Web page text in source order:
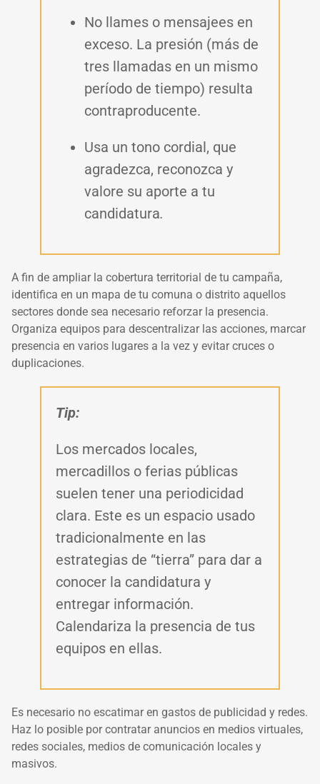
No llames o mensajees en
exceso. La presión (más de
tres llamadas en un mismo
período de tiempo) resulta
contraproducente.
Usa un tono cordial, que
agradezca, reconozca y
valore su aporte a tu
candidatura.
A fin de ampliar la cobertura territorial de tu campaña,
identifica en un mapa de tu comuna o distrito aquellos
sectores donde sea necesario reforzar la presencia.
Organiza equipos para descentralizar las acciones, marcar
presencia en varios lugares a la vez y evitar cruces o
duplicaciones.
Tip:
Los mercados locales,
mercadillos o ferias públicas
suelen tener una periodicidad
clara. Este es un espacio usado
tradicionalmente en las
estrategias de “tierra” para dar a
conocer la candidatura y
entregar información.
Calendariza la presencia de tus
equipos en ellas.
Es necesario no escatimar en gastos de publicidad y redes.
Haz lo posible por contratar anuncios en medios virtuales,
redes sociales, medios de comunicación locales y
masivos.